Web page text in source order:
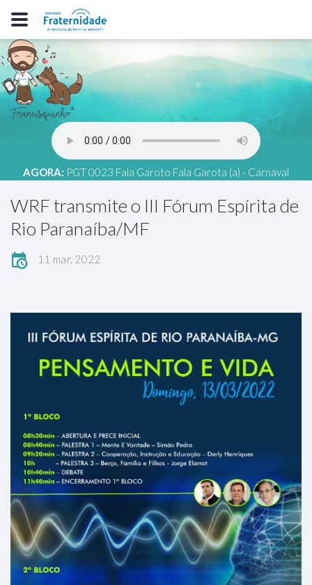
AGORA: PGT 0023 Fala Garoto Fala Garota (a) - Carnaval
WRF transmite o III Fórum Espírita de
Rio Paranaíba/MF
11 mar, 2022